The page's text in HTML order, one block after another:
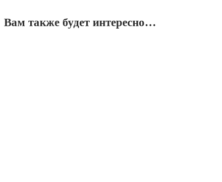
Вам также будет интересно…